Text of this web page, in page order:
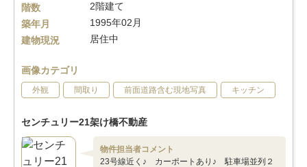
階数
2階建て
築年月
1995年02月
建物現況
居住中
画像カテゴリ
外観 間取り 前面道路含む現地写真 キッチン
センチュリー21架け橋不動産
物件担当者コメント
23号線近く♪ カーポートあり♪ 駐車場並列２